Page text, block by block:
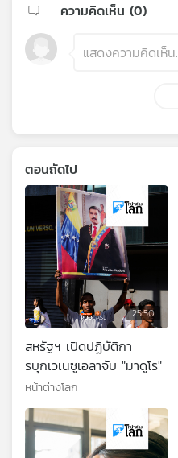
ความคิดเห็น (0)
ตอนถัดไป
25:50
สหรัฐฯ เปิดปฏิบัติกา
รบุกเวเนซูเอลาจับ "มาดูโร"
หน้าต่างโลก